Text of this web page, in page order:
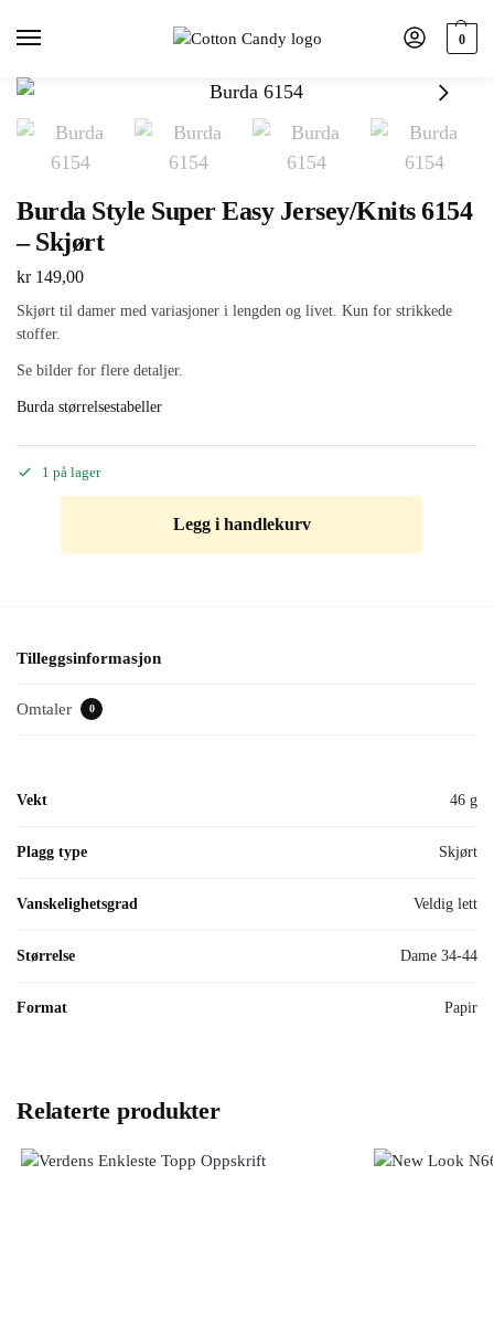
0
Burda Style Super Easy Jersey/Knits 6154
– Skjørt
kr149,00
Skjørt til damer med variasjoner i lengden og livet. Kun for strikkede
stoffer.
Se bilder for flere detaljer.
Burda størrelsestabeller
1 på lager
Legg i handlekurv
Tilleggsinformasjon
Omtaler 0
Vekt 46 g
Plagg type Skjørt
Vanskelighetsgrad Veldig lett
Størrelse Dame 34-44
Format Papir
Relaterte produkter